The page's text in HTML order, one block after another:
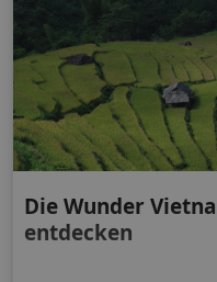
Die Wunder
entdecken